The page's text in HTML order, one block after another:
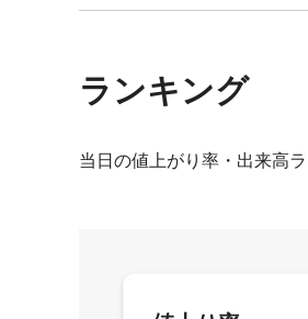
ランキング
当日の値上がり率・出来高